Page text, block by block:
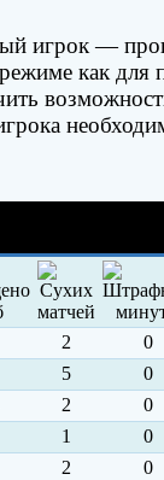
игрок —
как для
2
0
5
0
2
0
1
0
2
0